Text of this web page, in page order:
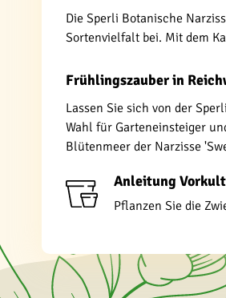
Die Sperli Botanische
Sortenvielfalt bei. Mit dem
Frühlingszauber in
Lassen Sie sich von der
Wahl für Garteneinsteiger
Blütenmeer der Narzisse
Anleitung
Pflanzen Sie die